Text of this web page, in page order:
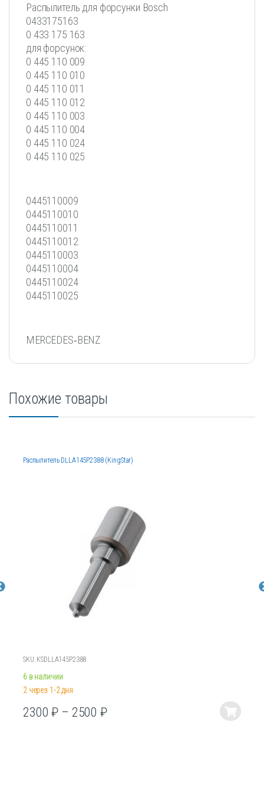
Распылитель для форсунки Bosch
0433175163
0 433 175 163
для форсунок:
0 445 110 009
0 445 110 010
0 445 110 011
0 445 110 012
0 445 110 003
0 445 110 004
0 445 110 024
0 445 110 025
0445110009
0445110010
0445110011
0445110012
0445110003
0445110004
0445110024
0445110025
MERCEDES‐BENZ
Похожие товары
Распылитель DLLA145P2388 (KingStar)
SKU: KSDLLA145P2388
6 в наличии
2 через 1-2 дня
2300₽ – 2500₽
Этот